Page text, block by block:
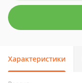
Характеристики